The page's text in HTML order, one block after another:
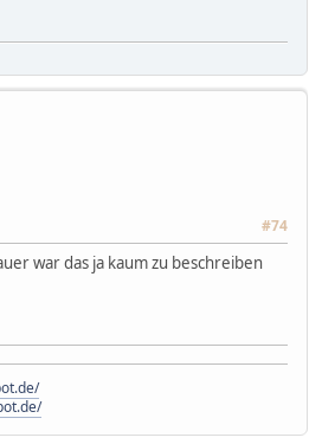
#74
war das ja kaum zu beschreiben